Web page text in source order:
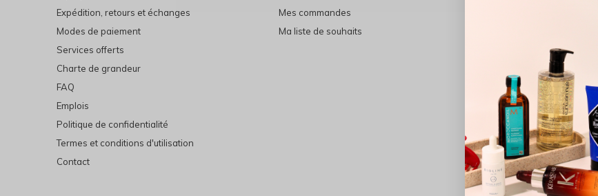
Expédition, retours et échanges
Modes de paiement
Services offerts
Charte de grandeur
FAQ
Emplois
Politique de confidentialité
Termes et conditions d'utilisation
Contact
Mes commandes
Ma liste de souhaits
Soins du visage
Maquillage
Bain et Corps
Bijoux